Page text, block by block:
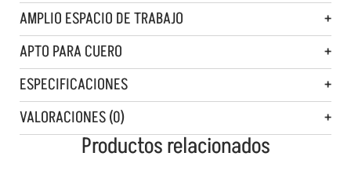
AMPLIO ESPACIO DE TRABAJO
APTO PARA CUERO
ESPECIFICACIONES
VALORACIONES (0)
Productos relacionados